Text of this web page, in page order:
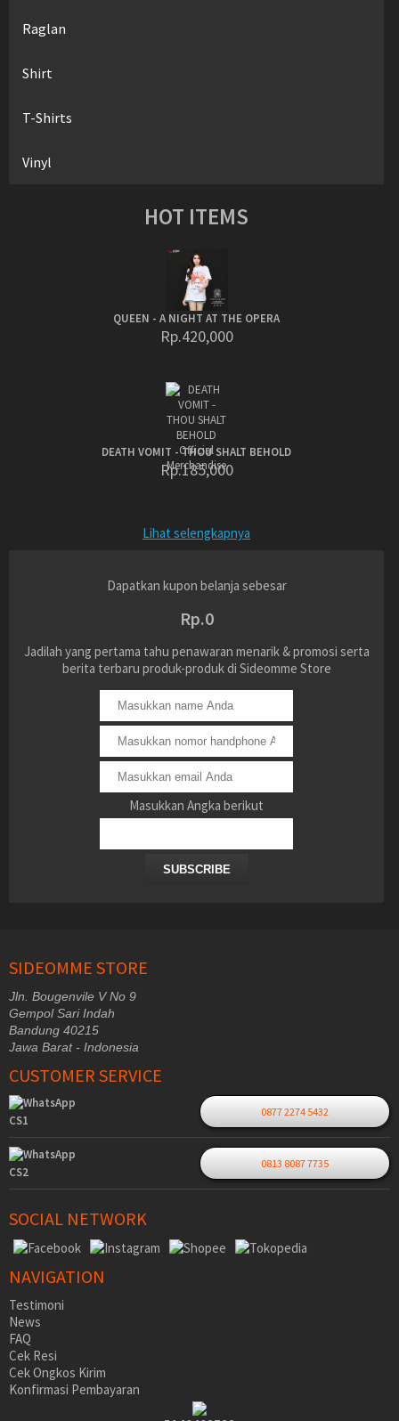
Raglan
Shirt
T-Shirts
Vinyl
HOT ITEMS
QUEEN - A NIGHT AT THE OPERA
Rp.420,000
DEATH VOMIT - THOU SHALT BEHOLD
Rp.185,000
Lihat selengkapnya
Dapatkan kupon belanja sebesar
Rp.0
Jadilah yang pertama tahu penawaran menarik & promosi serta
berita terbaru produk-produk di Sideomme Store
Masukkan Angka berikut
SUBSCRIBE
SIDEOMME STORE
Jln. Bougenvile V No 9
Gempol Sari Indah
Bandung 40215
Jawa Barat - Indonesia
CUSTOMER SERVICE
CS1
0877 2274 5432
CS2
0813 8087 7735
SOCIAL NETWORK
NAVIGATION
Testimoni
News
FAQ
Cek Resi
Cek Ongkos Kirim
Konfirmasi Pembayaran